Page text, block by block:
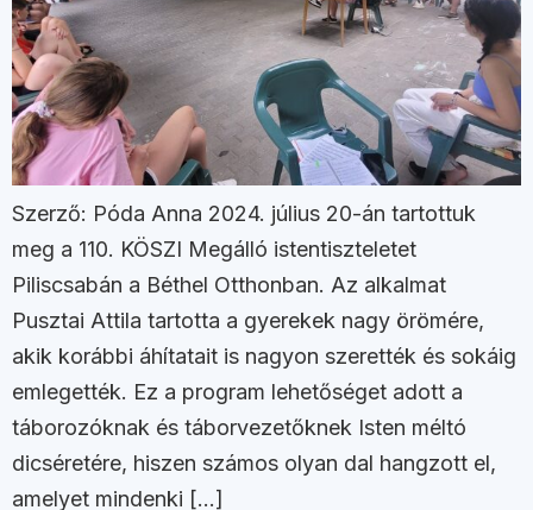
Szerző: Póda Anna 2024. július 20-án tartottuk
meg a 110. KÖSZI Megálló istentiszteletet
Piliscsabán a Béthel Otthonban. Az alkalmat
Pusztai Attila tartotta a gyerekek nagy örömére,
akik korábbi áhítatait is nagyon szerették és sokáig
emlegették. Ez a program lehetőséget adott a
táborozóknak és táborvezetőknek Isten méltó
dicséretére, hiszen számos olyan dal hangzott el,
amelyet mindenki […]